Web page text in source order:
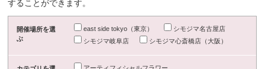
することができます。
開催場所を選
ぶ
east side tokyo（東京）
シモジマ名古屋店
シモジマ岐阜店
シモジマ心斎橋店（大阪）